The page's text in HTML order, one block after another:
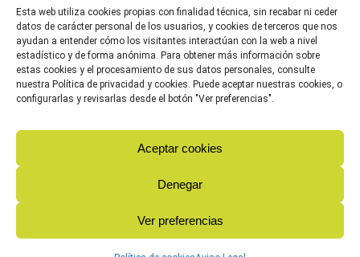
Esta web utiliza cookies propias con finalidad técnica, sin recabar ni ceder
datos de carácter personal de los usuarios, y cookies de terceros que nos
ayudan a entender cómo los visitantes interactúan con la web a nivel
estadístico y de forma anónima. Para obtener más información sobre
estas cookies y el procesamiento de sus datos personales, consulte
nuestra Política de privacidad y cookies. Puede aceptar nuestras cookies, o
configurarlas y revisarlas desde el botón "Ver preferencias".
Aceptar cookies
Denegar
Ver preferencias